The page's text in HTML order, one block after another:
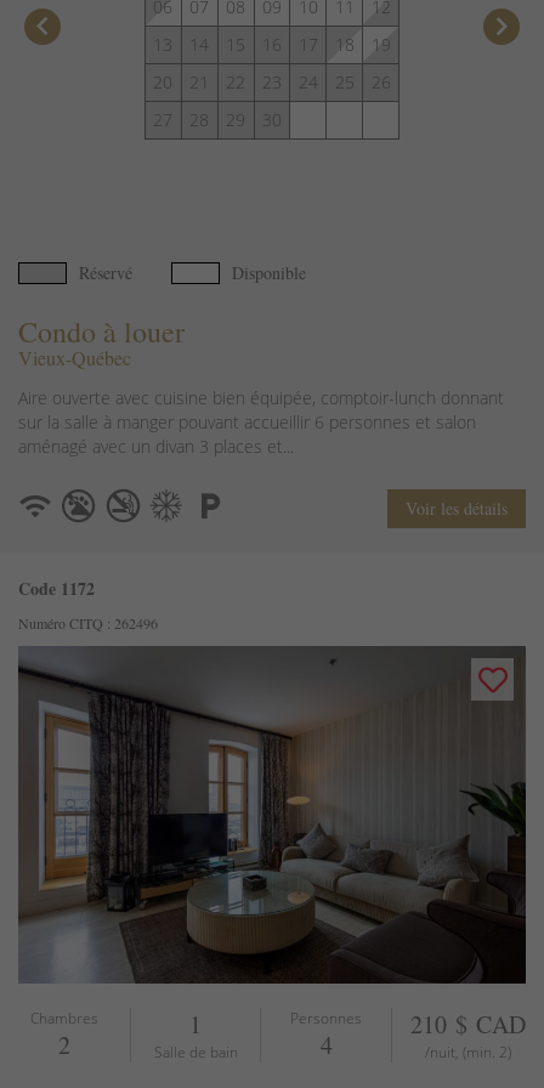
keyboard_arrow_left
06 07 08 09 10 11
12
13
14 15 16 17 18
19
20
21 22 23 24 25
26
27
28 29 30
keyboard_arrow_right
Réservé Disponible
Condo à louer
Vieux-Québec
Aire ouverte avec cuisine bien équipée, comptoir-lunch donnant
sur la salle à manger pouvant accueillir 6 personnes et salon
aménagé avec un divan 3 places et...
Voir les détails
Code 1172
Numéro CITQ : 262496
Chambres
2
1
Salle de bain
Personnes
4
210 $ CAD
/nuit, (min. 2)